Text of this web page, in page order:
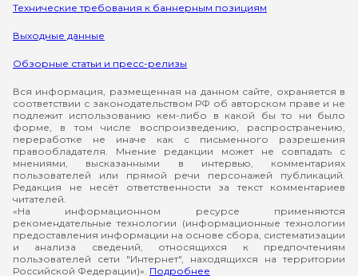
Технические требования к баннерным позициям
Выходные данные
Обзорные статьи и пресс-релизы
Вся информация, размещенная на данном сайте, охраняется в
соответствии с законодательством РФ об авторском праве и не
подлежит использованию кем-либо в какой бы то ни было
форме, в том числе воспроизведению, распространению,
переработке не иначе как с письменного разрешения
правообладателя. Мнение редакции может не совпадать с
мнениями, высказанными в интервью, комментариях
пользователей или прямой речи персонажей публикаций.
Редакция не несёт ответственности за текст комментариев
читателей.
«На информационном ресурсе применяются
рекомендательные технологии (информационные технологии
предоставления информации на основе сбора, систематизации
и анализа сведений, относящихся к предпочтениям
пользователей сети "Интернет", находящихся на территории
Российской Федерации)». Подробнее